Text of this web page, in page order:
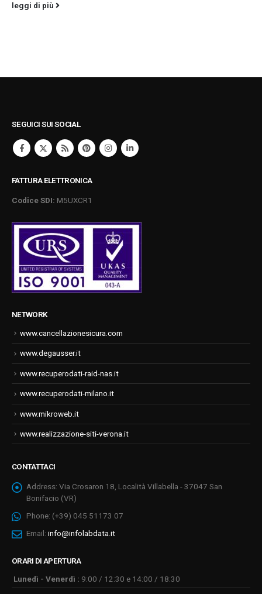
leggi di più
SEGUICI SUI SOCIAL
FATTURA ELETTRONICA
Codice SDI: M5UXCR1
NETWORK
www.cancellazionesicura.com
www.degausser.it
www.recuperodati-raid-nas.it
www.recuperodati-milano.it
www.mikroweb.it
www.realizzazione-siti-verona.it
CONTATTACI
Address: Via Crosaron 18, Località Villabella - 37047 San
Bonifacio (VR)
Phone: (+39) 045 51173 07
Email: info@infolabdata.it
ORARI DI APERTURA
Lunedì - Venerdì : 9:00 / 12:30 e 14:00 / 18:30